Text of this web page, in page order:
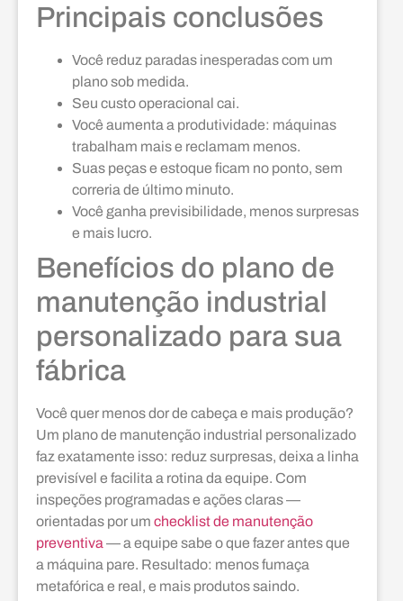
Principais conclusões
Você reduz paradas inesperadas com um
plano sob medida.
Seu custo operacional cai.
Você aumenta a produtividade: máquinas
trabalham mais e reclamam menos.
Suas peças e estoque ficam no ponto, sem
correria de último minuto.
Você ganha previsibilidade, menos surpresas
e mais lucro.
Benefícios do plano de
manutenção industrial
personalizado para sua
fábrica
Você quer menos dor de cabeça e mais produção?
Um plano de manutenção industrial personalizado
faz exatamente isso: reduz surpresas, deixa a linha
previsível e facilita a rotina da equipe. Com
inspeções programadas e ações claras —
orientadas por um checklist de manutenção
preventiva — a equipe sabe o que fazer antes que
a máquina pare. Resultado: menos fumaça
metafórica e real, e mais produtos saindo.